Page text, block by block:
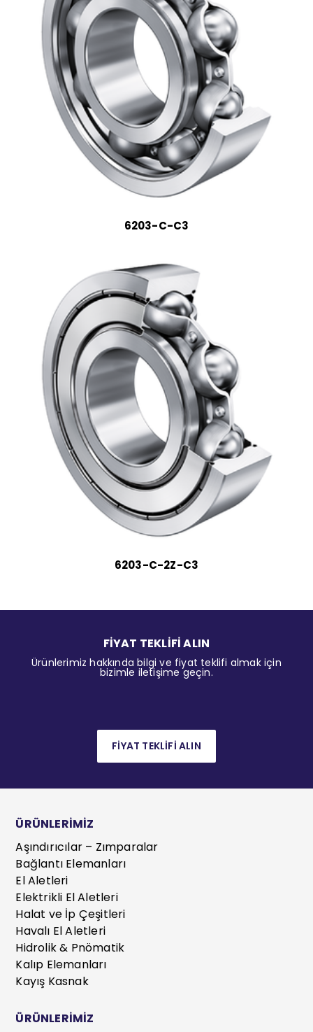
6203-C-C3
6203-C-2Z-C3
FİYAT TEKLİFİ ALIN
Ürünlerimiz hakkında bilgi ve fiyat teklifi almak için
bizimle iletişime geçin.
FİYAT TEKLİFİ ALIN
ÜRÜNLERİMİZ
Aşındırıcılar – Zımparalar
Bağlantı Elemanları
El Aletleri
Elektrikli El Aletleri
Halat ve İp Çeşitleri
Havalı El Aletleri
Hidrolik & Pnömatik
Kalıp Elemanları
Kayış Kasnak
ÜRÜNLERİMİZ